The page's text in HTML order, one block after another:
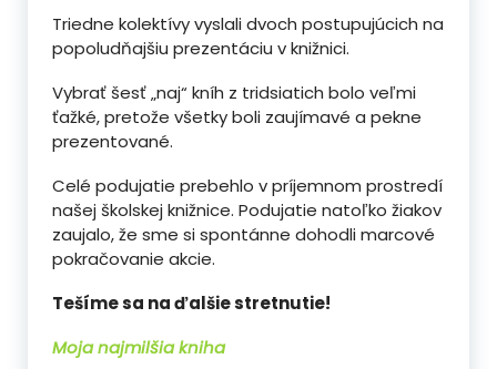
Triedne kolektívy vyslali dvoch postupujúcich na
popoludňajšiu prezentáciu v knižnici.
Vybrať šesť „naj“ kníh z tridsiatich bolo veľmi
ťažké, pretože všetky boli zaujímavé a pekne
prezentované.
Celé podujatie prebehlo v príjemnom prostredí
našej školskej knižnice. Podujatie natoľko žiakov
zaujalo, že sme si spontánne dohodli marcové
pokračovanie akcie.
Tešíme sa na ďalšie stretnutie!
Moja najmilšia kniha